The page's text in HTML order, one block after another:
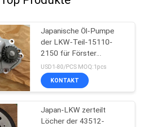
Japanische Öl-Pumpe
der LKW-Teil-15110-
2150 für Förster
J08C/J08E HINO 500
USD1-80/PCS MOQ:1pcs
KONTAKT
Japan-LKW zerteilt
Löcher der 43512-